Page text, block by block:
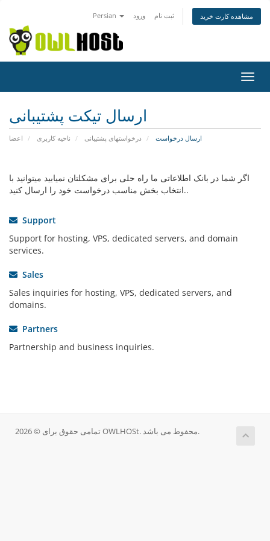
Persian ورود ثبت نام مشاهده کارت خرید
تغییر
ارسال تیکت پشتیبانی
اعضا ناحیه کاربری درخواستهای پشتیبانی ارسال درخواست
اگر شما در بانک اطلاعاتی ما راه حلی برای مشکلتان نمیابید میتوانید با
انتخاب بخش مناسب درخواست خود را ارسال کنید..
Support
Support for hosting, VPS, dedicated servers, and domain
services.
Sales
Sales inquiries for hosting, VPS, dedicated servers, and
domains.
Partners
Partnership and business inquiries.
تمامی حقوق برای © 2026 OWLHOSt. محفوط می باشد.